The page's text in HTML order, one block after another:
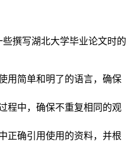
撰写湖北大学毕业论文时的
用简单和明了的语言，确保
程中，确保不重复相同的观
正确引用使用的资料，并根